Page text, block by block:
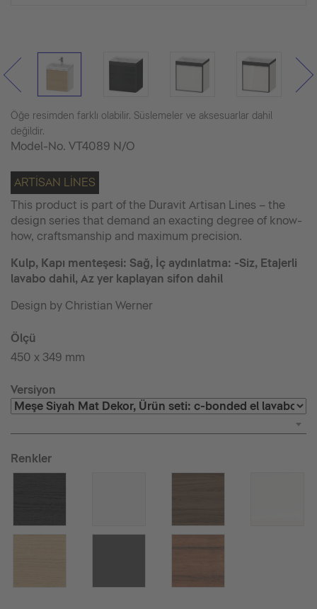
Öğe resimden farklı olabilir. Süslemeler ve aksesuarlar dahil
değildir.
Model-No. VT4089 N/O
ARTISAN LINES
This product is part of the Duravit Artisan Lines – the
design series that demand an exacting degree of know-
how, craftsmanship and maximum precision.
Kulp, Kapı menteşesi: Sağ, İç aydınlatma: -Siz, Etajerli
lavabo dahil, Az yer kaplayan sifon dahil
Design by Christian Werner
Ölçü
450 x 349 mm
Versiyon
Renkler